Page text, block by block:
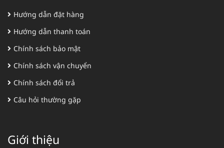
Hướng dẫn đặt hàng
Hướng dẫn thanh toán
Chính sách bảo mật
Chính sách vận chuyển
Chính sách đổi trả
Câu hỏi thường gặp
Giới thiệu